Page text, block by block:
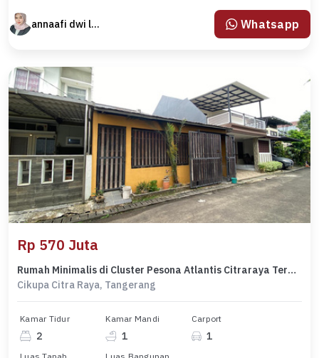
annaafi dwi lestari Whatsapp
Rp 570 Juta
Rumah Minimalis di Cluster Pesona Atlantis Citraraya Termurah - Cash Only
Cikupa Citra Raya, Tangerang
Kamar Tidur
2
Kamar Mandi
1
Carport
1
Luas Tanah Luas Bangunan